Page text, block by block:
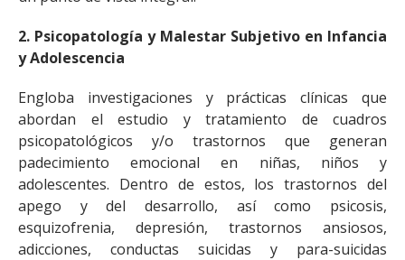
2. Psicopatología y Malestar Subjetivo en Infancia
y Adolescencia
Engloba investigaciones y prácticas clínicas que
abordan el estudio y tratamiento de cuadros
psicopatológicos y/o trastornos que generan
padecimiento emocional en niñas, niños y
adolescentes. Dentro de estos, los trastornos del
apego y del desarrollo, así como psicosis,
esquizofrenia, depresión, trastornos ansiosos,
adicciones, conductas suicidas y para-suicidas